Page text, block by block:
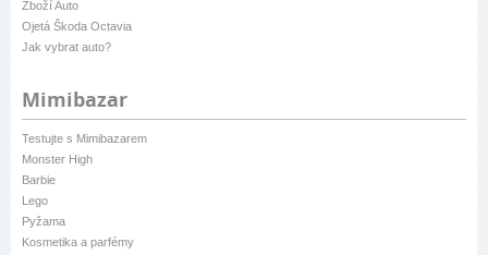
Zboží Auto
Ojetá Škoda Octavia
Jak vybrat auto?
Mimibazar
Testujte s Mimibazarem
Monster High
Barbie
Lego
Pyžama
Kosmetika a parfémy